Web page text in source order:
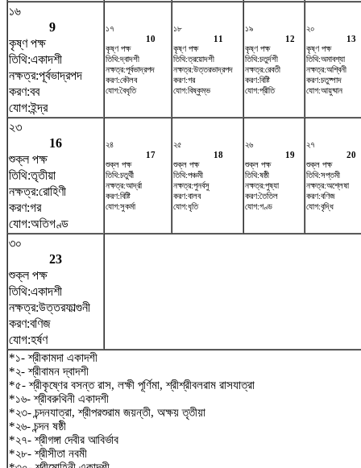
১৬
9
কৃষ্ণ পক্ষ
তিথি:একাদশী
নক্ষত্র:পূর্বভাদ্রপদ
করণ:বব
যোগ:ইন্দ্র
১৭
10
কৃষ্ণ পক্ষ
তিথি:দ্বাদশী
নক্ষত্র:পূর্বভাদ্রপদ
করণ:কৌলব
যোগ:বৈধৃতি
১৮
11
কৃষ্ণ পক্ষ
তিথি:ত্রয়োদশী
নক্ষত্র:উত্তরভাদ্রপদ
করণ:গর
যোগ:বিষ্কুম্ভ
১৯
12
কৃষ্ণ পক্ষ
তিথি:চতুর্দশী
নক্ষত্র:রেবতী
করণ:বিষ্টি
যোগ:প্রীতি
২০
13
কৃষ্ণ পক্ষ
তিথি:অমাবশ্যা
নক্ষত্র:অশ্বিনী
করণ:চতুষ্পাদ
যোগ:আয়ুষ্মান
২৩
16
শুক্ল পক্ষ
তিথি:তৃতীয়া
নক্ষত্র:রোহিণী
করণ:গর
যোগ:অতিগণ্ড
২৪
17
শুক্ল পক্ষ
তিথি:চতুর্থী
নক্ষত্র:আর্দ্রা
করণ:বিষ্টি
যোগ:সুকর্মা
২৫
18
শুক্ল পক্ষ
তিথি:পঞ্চমী
নক্ষত্র:পুনর্বসু
করণ:বালব
যোগ:ধৃতি
২৬
19
শুক্ল পক্ষ
তিথি:ষষ্ঠী
নক্ষত্র:পুষ্যা
করণ:তৈতিল
যোগ:গণ্ড
২৭
20
শুক্ল পক্ষ
তিথি:সপ্তমী
নক্ষত্র:অশ্লেষা
করণ:বণিজ
যোগ:বৃদ্ধি
৩০
23
শুক্ল পক্ষ
তিথি:একাদশী
নক্ষত্র:উত্তরফাল্গুনী
করণ:বণিজ
যোগ:হর্ষণ
*১- শ্রীকামদা একাদশী
*২- শ্রীবামন দ্বাদশী
*৫- শ্রীকৃষ্ণের বসন্ত রাস, লক্ষী পূর্ণিমা, শ্রীশ্রীবলরাম রাসযাত্রা
*১৬- শ্রীবরুথিনী একাদশী
*২৩- চন্দনযাত্রা, শ্রীপরশুরাম জয়ন্তী, অক্ষয় তৃতীয়া
*২৬- চন্দন ষষ্ঠী
*২৭- শ্রীগঙ্গা দেবীর আবির্ভাব
*২৮- শ্রীসীতা নবমী